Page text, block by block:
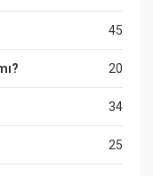
45
20
34
25